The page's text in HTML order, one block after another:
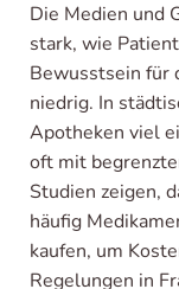
Die Medien und
stark, wie
Bewusstsein für
niedrig. In
Apotheken viel
oft mit
Studien zeigen,
häufig
kaufen, um
Regelungen in